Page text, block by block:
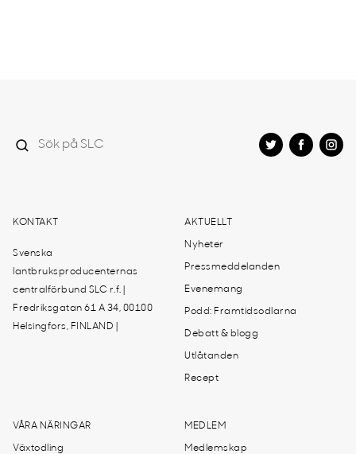
KONTAKT
Svenska
lantbruksproducenternas
centralförbund SLC r.f. |
Fredriksgatan 61 A 34, 00100
Helsingfors, FINLAND |
AKTUELLT
Nyheter
Pressmeddelanden
Evenemang
Podd: Framtidsodlarna
Debatt & blogg
Utlåtanden
Recept
VÅRA NÄRINGAR
Växtodling
MEDLEM
Medlemskap